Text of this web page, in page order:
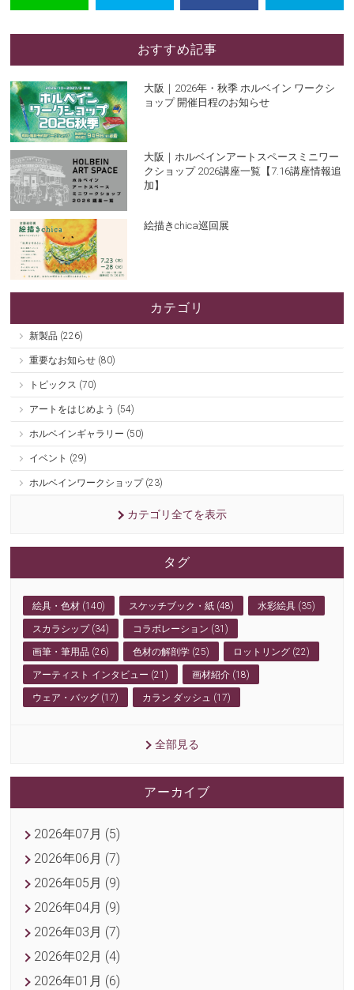
おすすめ記事
大阪｜2026年・秋季 ホルベイン ワークシ
ョップ 開催日程のお知らせ
大阪｜ホルベインアートスペースミニワー
クショップ 2026講座一覧【7.16講座情報追
加】
絵描きchica巡回展
カテゴリ
新製品 (226)
重要なお知らせ (80)
トピックス (70)
アートをはじめよう (54)
ホルベインギャラリー (50)
イベント (29)
ホルベインワークショップ (23)
カテゴリ全てを表示
タグ
絵具・色材 (140) スケッチブック・紙 (48) 水彩絵具 (35)
スカラシップ (34) コラボレーション (31)
画筆・筆用品 (26) 色材の解剖学 (25) ロットリング (22)
アーティスト インタビュー (21) 画材紹介 (18)
ウェア・バッグ (17) カラン ダッシュ (17)
全部見る
アーカイブ
2026年07月 (5)
2026年06月 (7)
2026年05月 (9)
2026年04月 (9)
2026年03月 (7)
2026年02月 (4)
2026年01月 (6)